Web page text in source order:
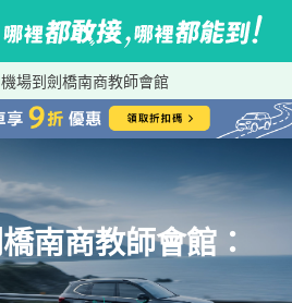
場到劍橋南商教師會館
南商教師會館：